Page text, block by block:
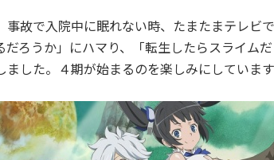
事故で入院中に眠れない時、たまたまテレビ
だろうか」にハマり、「転生したらスライム
ました。４期が始まるのを楽しみにしています